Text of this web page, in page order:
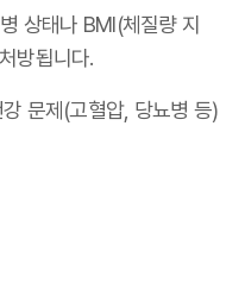
상태나 BMI(체질량 지
방됩니다.
문제(고혈압, 당뇨병 등)